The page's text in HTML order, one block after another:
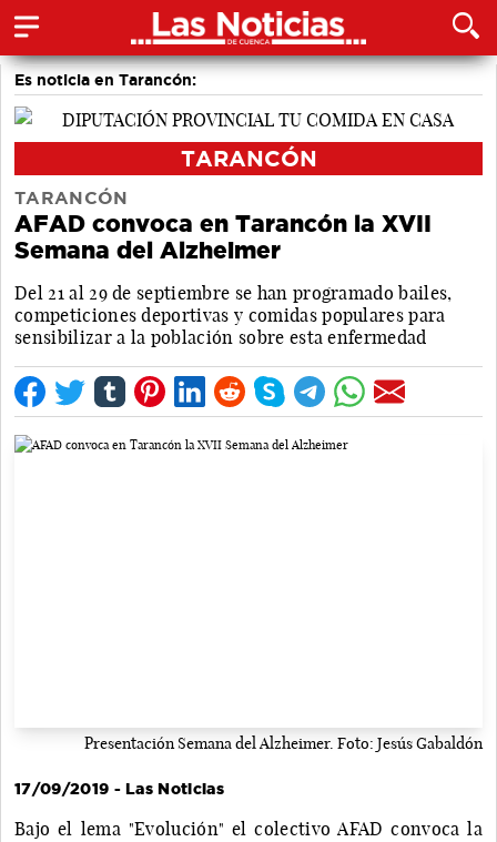
Es noticia en Tarancón:
TARANCÓN
TARANCÓN
AFAD convoca en Tarancón la XVII
Semana del Alzheimer
Del 21 al 29 de septiembre se han programado bailes,
competiciones deportivas y comidas populares para
sensibilizar a la población sobre esta enfermedad
Presentación Semana del Alzheimer. Foto: Jesús Gabaldón
17/09/2019 - Las Noticias
Bajo el lema "Evolución" el colectivo AFAD convoca la